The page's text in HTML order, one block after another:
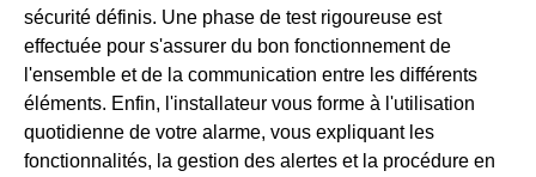
sécurité définis. Une phase de test rigoureuse est
effectuée pour s'assurer du bon fonctionnement de
l'ensemble et de la communication entre les différents
éléments. Enfin, l'installateur vous forme à l'utilisation
quotidienne de votre alarme, vous expliquant les
fonctionnalités, la gestion des alertes et la procédure en